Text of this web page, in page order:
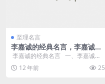
至理名言
李嘉诚的经典名言，李嘉诚名
言
李嘉诚的经典名言 一、李嘉诚关
于勤奋的名言 ...
12 年前 25